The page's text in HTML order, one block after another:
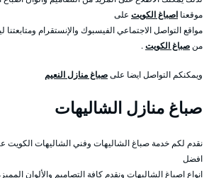
موقعنا اصباغ الكويت على
مواقع التواصل الاجتماعي الفيسبوك والإنستقرام ومتابعتنا
منصباغ الكويت.
ويمكنكم التواصل ايضا علىصباغ منازل النعيم
صباغ منازل الشاليهات
نقدم لكم خدمة صباغ الشاليهات وفني الشاليهات الكويت
افضل
انواع اصباغ الشاليهات ونقدم كافة التصاميم والألوان